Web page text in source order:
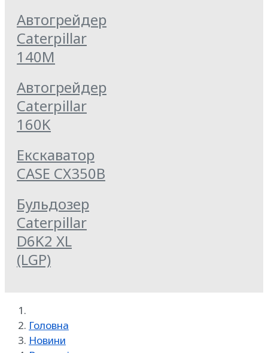
Автогрейдер
Caterpillar
140M
Автогрейдер
Caterpillar
160K
Екскаватор
CASE CX350B
Бульдозер
Caterpillar
D6K2 XL
(LGP)
Головна
Новини